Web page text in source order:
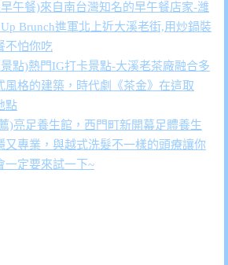
午餐)來自南台灣知名的早午餐店家-濰
Brunch進軍北上近大溪老街,用炒鍋裝
不怕你吃
點)熱門IG打卡景點-大溪老茶廠融合多
風格的建築，時代劇《茶金》在這取
點
)亮足養生館，西門町新開幕足體養生
又專業，與越式洗髮不一樣的頭療讓你
一定要來試一下~